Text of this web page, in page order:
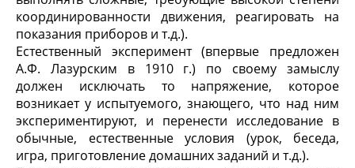
координированности дви­жения, реагировать на
показания приборов и т.д.).
Естественный эксперимент (впервые предложен
А.Ф. Лазурским в 1910 г.) по своему замыслу
должен исключать то напряжение, которое
возникает у испытуемого, знающего, что над ним
экспериментируют, и перенести исследование в
обыч­ные, естественные условия (урок, беседа,
игра, приготовление домашних заданий и т.д.).